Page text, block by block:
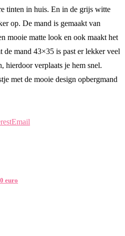
tinten in huis. En in de grijs witte
op. De mand is gemaakt van
mooie matte look en ook maakt het
mand 43×35 is past er lekker veel
hierdoor verplaats je hem snel.
met de mooie design opbergmand
Email
euro